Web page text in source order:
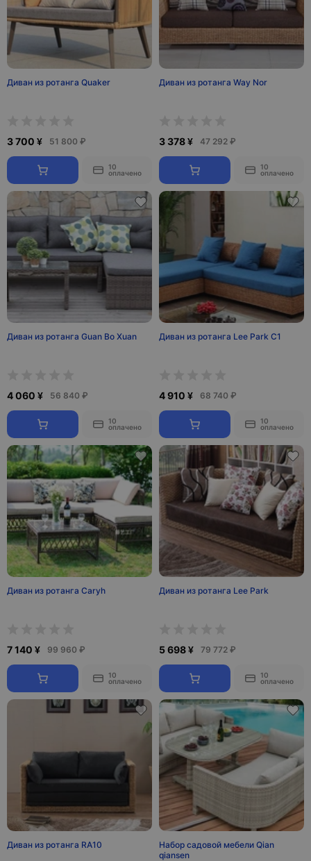
Диван из ротанга Quaker
3 700 ¥ 51 800 ₽
10
оплачено
Диван из ротанга Way Nor
3 378 ¥ 47 292 ₽
10
оплачено
Диван из ротанга Guan Bo Xuan
4 060 ¥ 56 840 ₽
10
оплачено
Диван из ротанга Lee Park C1
4 910 ¥ 68 740 ₽
10
оплачено
Диван из ротанга Caryh
7 140 ¥ 99 960 ₽
10
оплачено
Диван из ротанга Lee Park
5 698 ¥ 79 772 ₽
10
оплачено
Диван из ротанга RA10
Набор садовой мебели Qian
qiansen